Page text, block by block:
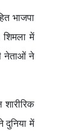
भाजपा
शिमला में
नेताओं ने
दुनिया में